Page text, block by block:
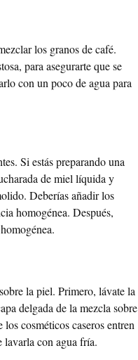
los granos de café.
para asegurarte que se
con un poco de agua para
Si estás preparando una
de miel líquida y
Deberías añadir los
homogénea. Después,
la piel. Primero, lávate la
delgada de la mezcla sobre
cosméticos caseros entren
lavarla con agua fría.